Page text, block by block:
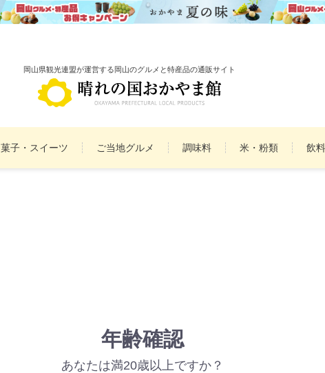
岡山県観光連盟が運営する岡山のグルメと特産品の通販サイト
菓子・スイーツ ご当地グルメ 調味料 米・粉類 飲
年齢確認
あなたは満20歳以上ですか？